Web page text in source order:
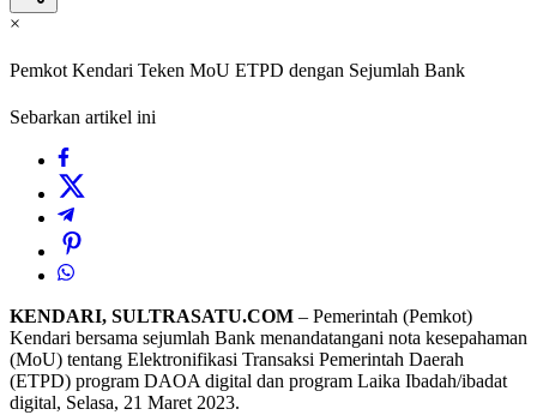
×
Pemkot Kendari Teken MoU ETPD dengan Sejumlah Bank
Sebarkan artikel ini
KENDARI, SULTRASATU.COM – Pemerintah (Pemkot)
Kendari bersama sejumlah Bank menandatangani nota kesepahaman
(MoU) tentang Elektronifikasi Transaksi Pemerintah Daerah
(ETPD) program DAOA digital dan program Laika Ibadah/ibadat
digital, Selasa, 21 Maret 2023.